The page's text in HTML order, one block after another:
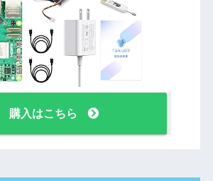
購入はこちら